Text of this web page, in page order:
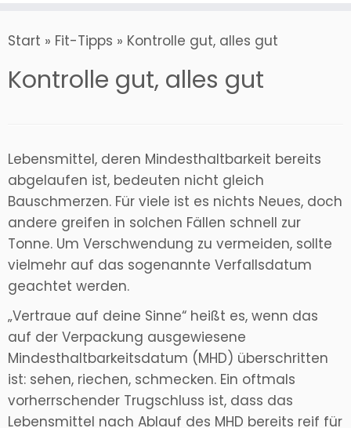
Start » Fit-Tipps » Kontrolle gut, alles gut
Kontrolle gut, alles gut
Lebensmittel, deren Mindesthaltbarkeit bereits
abgelaufen ist, bedeuten nicht gleich
Bauschmerzen. Für viele ist es nichts Neues, doch
andere greifen in solchen Fällen schnell zur
Tonne. Um Verschwendung zu vermeiden, sollte
vielmehr auf das sogenannte Verfallsdatum
geachtet werden.​
„Vertraue auf deine Sinne“ heißt es, wenn das
auf der Verpackung ausgewiesene
Mindesthaltbarkeitsdatum (MHD) überschritten
ist: sehen, riechen, schmecken. Ein oftmals
vorherrschender Trugschluss ist, dass das
Lebensmittel nach Ablauf des MHD bereits reif für